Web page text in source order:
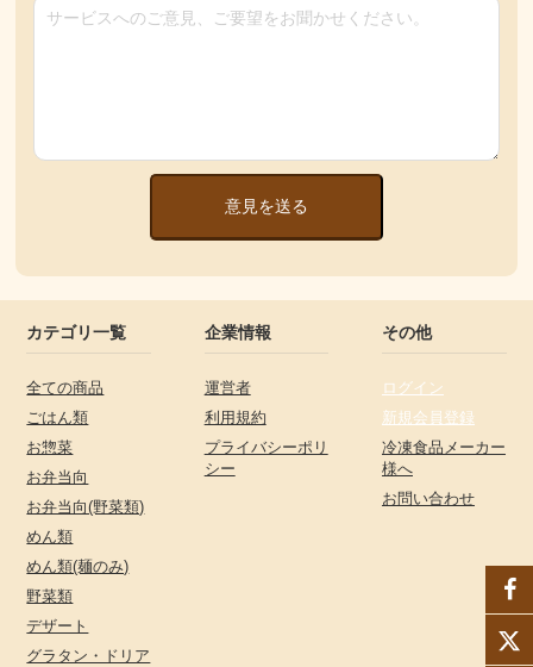
意見を送る
カテゴリ一覧
全ての商品
ごはん類
お惣菜
お弁当向
お弁当向(野菜類)
めん類
めん類(麺のみ)
野菜類
デザート
グラタン・ドリア
企業情報
運営者
利用規約
プライバシーポリ
シー
その他
ログイン
新規会員登録
冷凍食品メーカー
様へ
お問い合わせ